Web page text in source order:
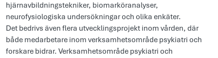
hjärnavbildningstekniker, biomarköranalyser,
neurofysiologiska undersökningar och olika enkäter.
Det bedrivs även flera utvecklingsprojekt inom vården, där
både medarbetare inom verksamhetsområde psykiatri och
forskare bidrar. Verksamhetsområde psykiatri och